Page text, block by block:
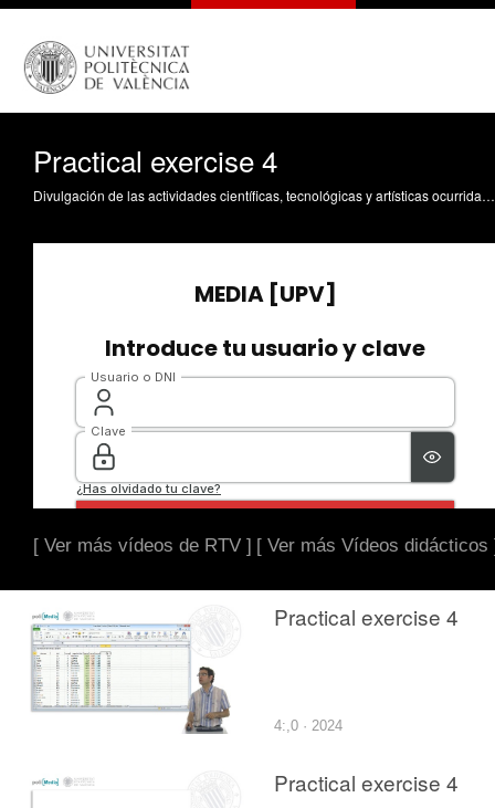
Practical exercise 4
Divulgación de las actividades científicas, tecnológicas y artísticas ocurridas en los tres campus de la UPV
[ Ver más vídeos de RTV ] [ Ver más Vídeos didácticos
Practical exercise 4
4:,0 · 2024
Practical exercise 4